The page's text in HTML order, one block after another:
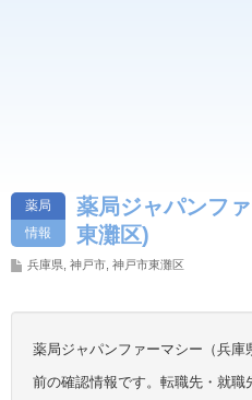
薬局
情報
薬局ジャパンフ
東灘区)
兵庫県 神戸市 神戸市東灘区
薬局ジャパンファーマシー（兵
前の確認情報です。転職先・就職